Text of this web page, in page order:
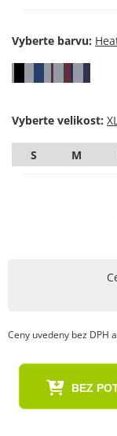
Vyberte barvu:
Vyberte velikost:
S M
Ceny uvedeny bez DPH
BEZ